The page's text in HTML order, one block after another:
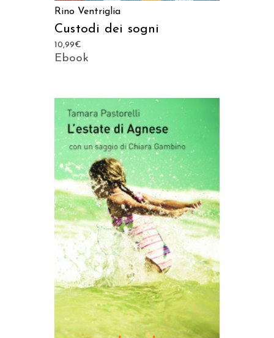
Rino Ventriglia
Custodi dei sogni
10,99€
Ebook
AGGIUNGI AL CARRELLO